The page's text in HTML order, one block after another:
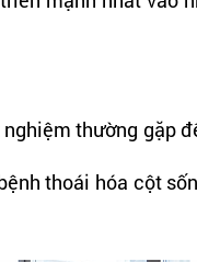
thường gặp
thoái hóa cột